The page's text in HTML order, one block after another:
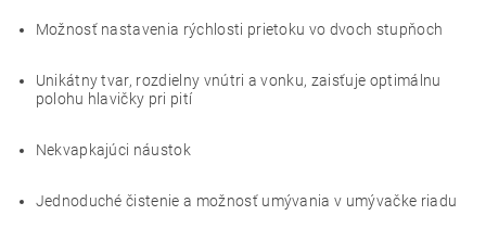
Možnosť nastavenia rýchlosti prietoku vo dvoch stupňoch
Unikátny tvar, rozdielny vnútri a vonku, zaisťuje optimálnu
polohu hlavičky pri pití
Nekvapkajúci náustok
Jednoduché čistenie a možnosť umývania v umývačke riadu